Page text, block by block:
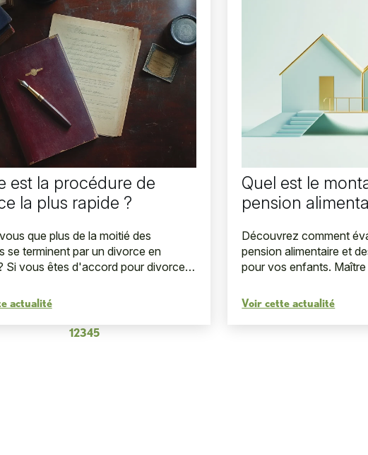
est la procédure de
la plus rapide ?
que plus de la moitié des
se terminent par un divorce en
Si vous êtes d'accord pour divorcer
de cette séparation, vous ...
actualité
Quel est le
pension
Découvrez comment
pension alimentaire et
pour vos enfants.
Voir cette actualité
12345